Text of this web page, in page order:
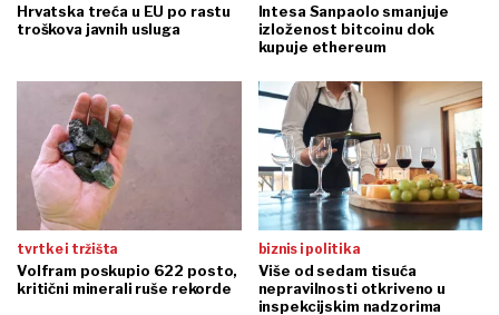
Hrvatska treća u EU po rastu
troškova javnih usluga
Intesa Sanpaolo smanjuje
izloženost bitcoinu dok
kupuje ethereum
tvrtke i tržišta
Volfram poskupio 622 posto,
kritični minerali ruše rekorde
biznis i politika
Više od sedam tisuća
nepravilnosti otkriveno u
inspekcijskim nadzorima